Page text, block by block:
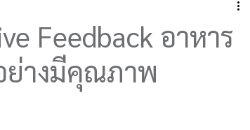
Feedback อาหาร
ย่างมีคุณภาพ